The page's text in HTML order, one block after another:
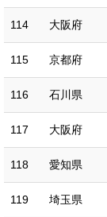
114 大阪府
115 京都府
116 石川県
117 大阪府
118 愛知県
119 埼玉県